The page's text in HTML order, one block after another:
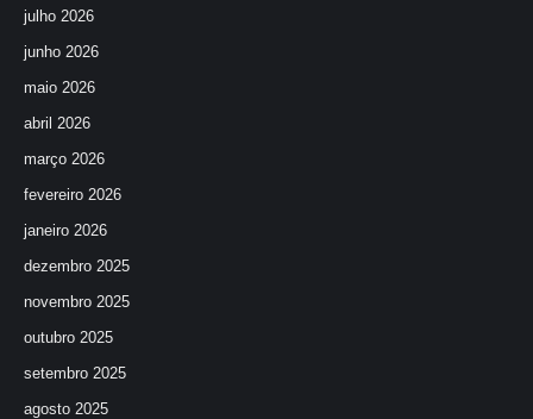
julho 2026
junho 2026
maio 2026
abril 2026
março 2026
fevereiro 2026
janeiro 2026
dezembro 2025
novembro 2025
outubro 2025
setembro 2025
agosto 2025